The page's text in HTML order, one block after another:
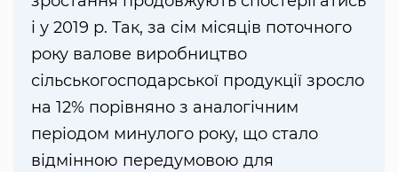
і у 2019 р. Так, за сім місяців поточного
року валове виробництво
сільськогосподарської продукції зросло
на 12% порівняно з аналогічним
періодом минулого року, що стало
відмінною передумовою для